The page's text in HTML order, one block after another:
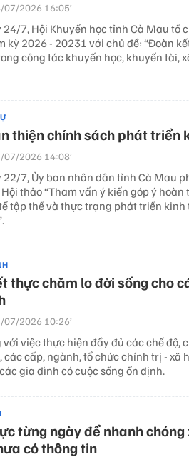
07/2026 16:05’
24/7, Hội Khuyến học tỉnh Cà Mau tổ
kỳ 2026 - 20231 với chủ đề: “Đoàn
công tác khuyến học, khuyến tài,
thiện chính sách phát triển
07/2026 14:08’
22/7, Ủy ban nhân dân tỉnh Cà Mau
thảo “Tham vấn ý kiến góp ý
tập thể và thực trạng phát triển
thực chăm lo đời sống cho
07/2026 10:26’
với việc thực hiện đầy đủ các chế độ,
các cấp, ngành, tổ chức chính trị - xã
gia đình có cuộc sống ổn định.
từng ngày để nhanh
có thông tin